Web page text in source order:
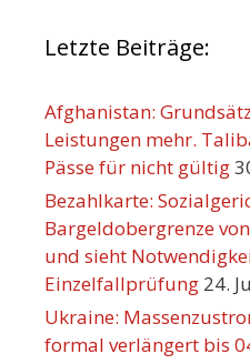
Letzte Beiträge:
Afghanistan:
Leistungen mehr.
Pässe für nicht gültig
Bezahlkarte:
Bargeldobergrenze
und sieht
Einzelfallprüfung 24.
Ukraine:
formal verlängert bis